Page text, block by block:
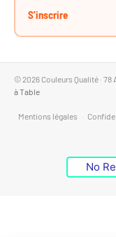
S'inscrire
© 2026 Couleurs Qualité · 78
à Table
Mentions légales
No